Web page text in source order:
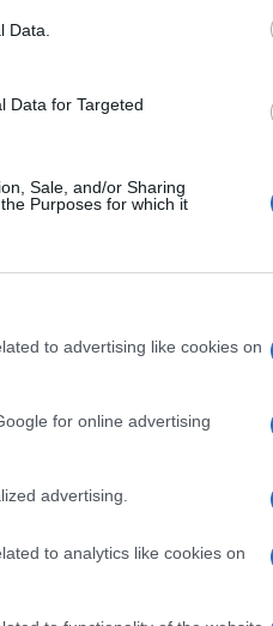
Data.
Data for Targeted
Sale, and/or Sharing
Purposes for which it
to advertising like cookies on
for online advertising
advertising.
to analytics like cookies on
si sente
dei grandi
poiché dimostra
lui, Unai
alle domande
quello che
esperienza lo